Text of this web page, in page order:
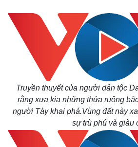
Truyền thuyết của người dân tộc
rằng xưa kia những thửa ruộng
người Tày khai phá.Vùng đất này
sự trù phú và giàu